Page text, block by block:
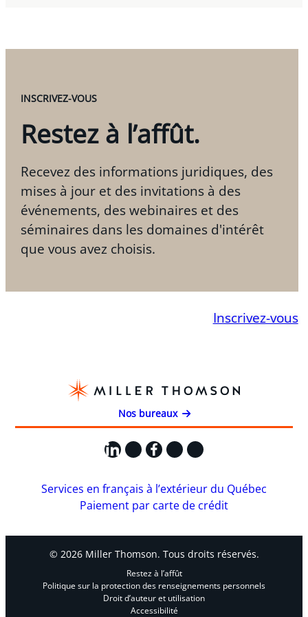
INSCRIVEZ-VOUS
Restez à l’affût.
Recevez des informations juridiques, des
mises à jour et des invitations à des
événements, des webinaires et des
séminaires dans les domaines d'intérêt
que vous avez choisis.
Inscrivez-vous
Nos bureaux
LinkedIn
X Facebook
Instagram
YouTube
Services en français à l’extérieur du Québec
Paiement par carte de crédit
© 2026 Miller Thomson. Tous droits réservés.
Restez à l’affût
Politique sur la protection des renseignements personnels
Droit d’auteur et utilisation
Accessibilité